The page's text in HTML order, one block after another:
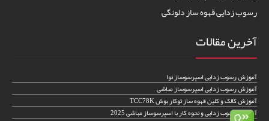
رسوب زدایی قهوه ساز دلونگی
آخرین مقالات
آموزش رسوب زدایی اسپرسوساز نوا
آموزش رسوب زدایی اسپرسوساز مباشی
آموزش کالک و کلین قهوه ساز توکار بوش TCC78K
آموزش رسوب زدایی و نحوه کار با اسپرسوساز مباشی 2025